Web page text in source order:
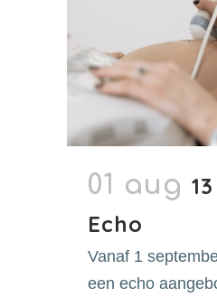
01 aug
Echo
Vanaf 1
een echo